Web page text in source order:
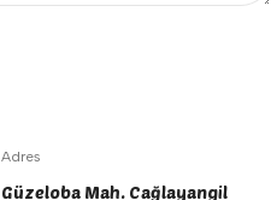
Adres
Güzeloba Mah. Cağlayangil